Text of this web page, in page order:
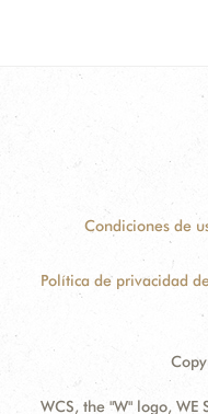
Condiciones de
Política de privacidad
WCS, the "W" logo, WE